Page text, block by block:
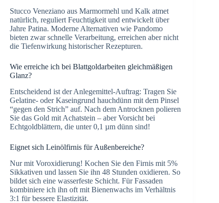
Stucco Veneziano aus Marmormehl und Kalk atmet
natürlich, reguliert Feuchtigkeit und entwickelt über
Jahre Patina. Moderne Alternativen wie Pandomo
bieten zwar schnelle Verarbeitung, erreichen aber nicht
die Tiefenwirkung historischer Rezepturen.
Wie erreiche ich bei Blattgoldarbeiten gleichmäßigen
Glanz?
Entscheidend ist der Anlegemittel-Auftrag: Tragen Sie
Gelatine- oder Kaseingrund hauchdünn mit dem Pinsel
“gegen den Strich” auf. Nach dem Antrocknen polieren
Sie das Gold mit Achatstein – aber Vorsicht bei
Echtgoldblättern, die unter 0,1 µm dünn sind!
Eignet sich Leinölfirnis für Außenbereiche?
Nur mit Voroxidierung! Kochen Sie den Firnis mit 5%
Sikkativen und lassen Sie ihn 48 Stunden oxidieren. So
bildet sich eine wasserfeste Schicht. Für Fassaden
kombiniere ich ihn oft mit Bienenwachs im Verhältnis
3:1 für bessere Elastizität.